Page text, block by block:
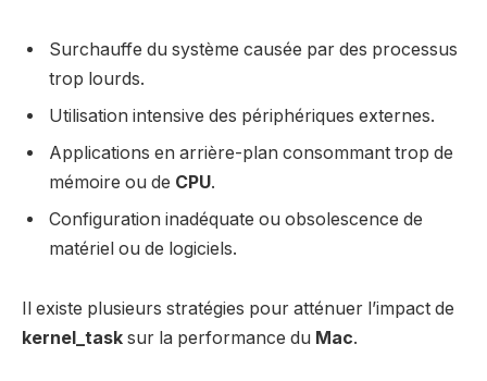
Surchauffe du système causée par des processus
trop lourds.
Utilisation intensive des périphériques externes.
Applications en arrière-plan consommant trop de
mémoire ou de CPU.
Configuration inadéquate ou obsolescence de
matériel ou de logiciels.
Il existe plusieurs stratégies pour atténuer l’impact de
kernel_task sur la performance du Mac.